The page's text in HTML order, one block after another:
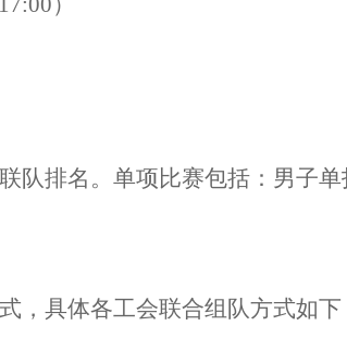
队排名。单项比赛包括：男子
，具体各工会联合组队方式如下